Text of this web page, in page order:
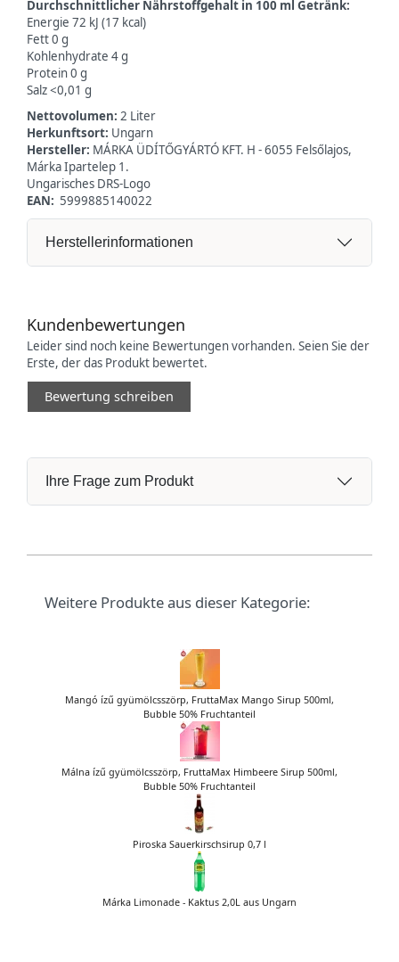
Durchschnittlicher Nährstoffgehalt in 100 ml Getränk:
Energie 72 kJ (17 kcal)
Fett 0 g
Kohlenhydrate 4 g
Protein 0 g
Salz <0,01 g
Nettovolumen: 2 Liter
Herkunftsort: Ungarn
Hersteller: MÁRKA ÜDÍTŐGYÁRTÓ KFT. H - 6055 Felsőlajos,
Márka Ipartelep 1.
Ungarisches DRS-Logo
EAN: 5999885140022
Herstellerinformationen
Kundenbewertungen
Leider sind noch keine Bewertungen vorhanden. Seien Sie der
Erste, der das Produkt bewertet.
Bewertung schreiben
Ihre Frage zum Produkt
Weitere Produkte aus dieser Kategorie:
Mangó ízű gyümölcsszörp, FruttaMax Mango Sirup 500ml,
Bubble 50% Fruchtanteil
Málna ízű gyümölcsszörp, FruttaMax Himbeere Sirup 500ml,
Bubble 50% Fruchtanteil
Piroska Sauerkirschsirup 0,7 l
Márka Limonade - Kaktus 2,0L aus Ungarn